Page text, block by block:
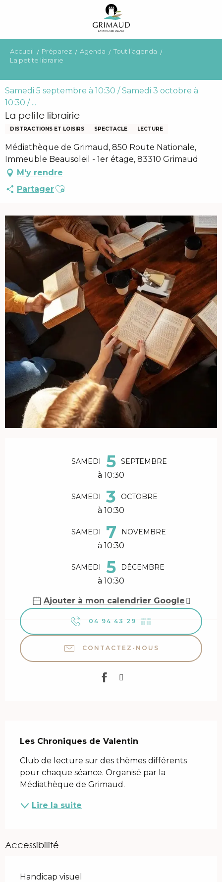
principal
Accueil Préparez Agenda
Tout l’agenda
La petite librairie
Samedi 5 septembre à 10:30 / Samedi 3 octobre à
10:30 / ...
La petite librairie
DISTRACTIONS ET LOISIRS SPECTACLE LECTURE
Médiathèque de Grimaud, 850 Route Nationale,
Immeuble Beausoleil - 1er étage, 83310 Grimaud
M'y rendre
PartagerAjouter aux favoris
SAMEDI 5 SEPTEMBRE
à 10:30
SAMEDI 3 OCTOBRE
à 10:30
SAMEDI 7 NOVEMBRE
à 10:30
SAMEDI 5 DÉCEMBRE
à 10:30
Ajouter à mon calendrier Google
04 94 43 29 ▒▒
CONTACTEZ-NOUS
Les Chroniques de Valentin
Club de lecture sur des thèmes différents
pour chaque séance. Organisé par la
Médiathèque de Grimaud.
Lire la suite
Accessibilité
Handicap visuel